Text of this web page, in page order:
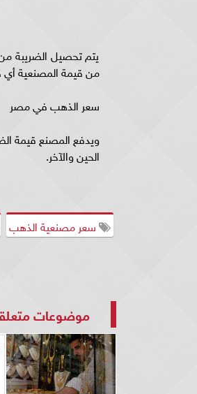
من قيمة المصنعية أي حوالي من 60 لـ 70 قرشا للجرام،
سعر الذهب في مصر
ويدفع المصنع قيمة
الحين والآخر.
سعر مصنعية الذهب
موضوعات